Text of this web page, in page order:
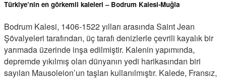
Türkiye’nin en görkemli kaleleri – Bodrum Kalesi-Muğla
Bodrum Kalesi, 1406-1522 yılları arasında Saint Jean
Şövalyeleri tarafından, üç tarafı denizlerle çevrili kayalık bir
yarımada üzerinde inşa edilmiştir. Kalenin yapımında,
depremde yıkılmış olan dünyanın yedi harikasından biri
sayılan Mausoleion’un taşları kullanılmıştır. Kalede, Fransız,